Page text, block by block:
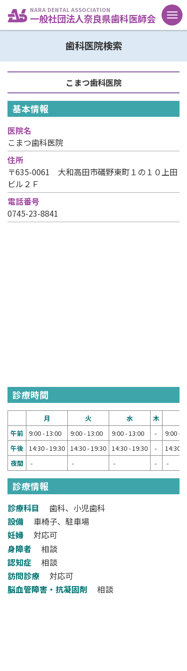
NARA DENTAL ASSOCIATION
一般社団法人奈良県歯科医師会
歯科医院検索
こまつ歯科医院
基本情報
医院名
こまつ歯科医院
住所
〒635-0061 大和高田市礒野東町１の１０上田
ビル２Ｆ
電話番号
0745-23-8841
診療時間
月 火 水 木
午前
9:00 - 13:00 9:00 - 13:00 9:00 - 13:00 -
9:00 -
午後 14:30 - 19:30 14:30 - 19:30 14:30 - 19:30 -
14:30 -
夜間
- - - - -
診療情報
診療科目
歯科、小児歯科
設備
車椅子、駐車場
妊婦
対応可
身障者
相談
認知症
相談
訪問診療
対応可
脳血管障害・抗凝固剤
相談